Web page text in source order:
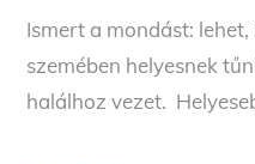
Ismert a mondást:
szemében helyesnek
halálhoz vezet.